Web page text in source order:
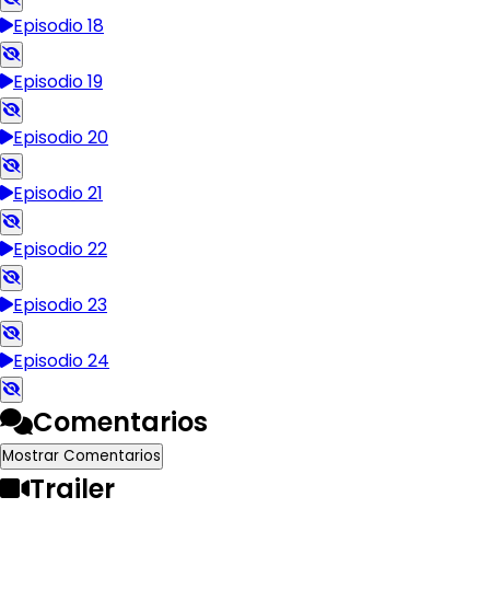
Episodio 18
Episodio 19
Episodio 20
Episodio 21
Episodio 22
Episodio 23
Episodio 24
Comentarios
Mostrar Comentarios
Trailer